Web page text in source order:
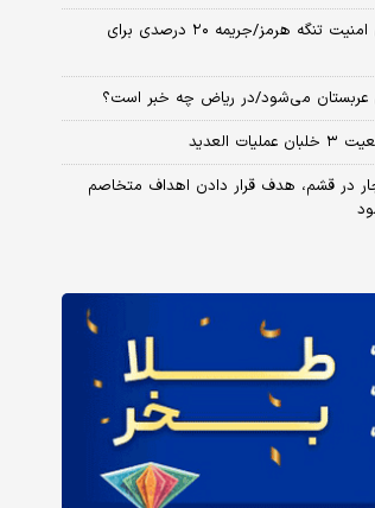
جزئیاتی از طرح راهبردی امنیت تنگه هرمز/جریمه ۲۰ درصدی برای
عربستان می‌شود/در ریاض چه خبر است؟
در قشم، هدف قرار دادن اهداف متخاصم